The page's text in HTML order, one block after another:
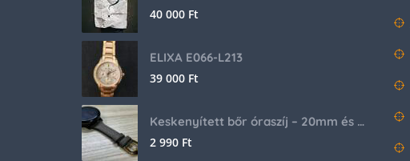
40 000 Ft
ELIXA E066-L213
39 000 Ft
Keskenyített bőr óraszíj – 20mm és 22mm méretben
2 990 Ft